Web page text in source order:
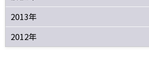
2013年
2012年